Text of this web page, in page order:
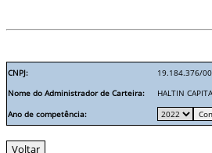
CNPJ:
19.184.376/
Nome do Administrador de Carteira:
HALTIN
Ano de competência: